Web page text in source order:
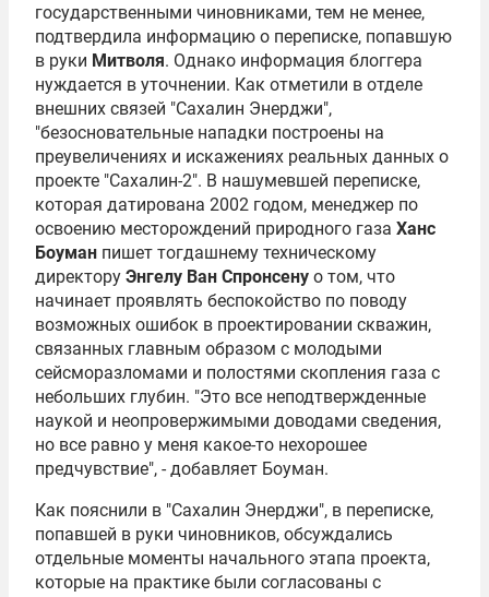
государственными чиновниками, тем не менее,
подтвердила информацию о переписке, попавшую
в руки Митволя. Однако информация блоггера
нуждается в уточнении. Как отметили в отделе
внешних связей "Сахалин Энерджи",
"безосновательные нападки построены на
преувеличениях и искажениях реальных данных о
проекте "Сахалин-2". В нашумевшей переписке,
которая датирована 2002 годом, менеджер по
освоению месторождений природного газа Ханс
Боуман пишет тогдашнему техническому
директору Энгелу Ван Спронсену о том, что
начинает проявлять беспокойство по поводу
возможных ошибок в проектировании скважин,
связанных главным образом с молодыми
сейсморазломами и полостями скопления газа с
небольших глубин. "Это все неподтвержденные
наукой и неопровержимыми доводами сведения,
но все равно у меня какое-то нехорошее
предчувствие", - добавляет Боуман.
Как пояснили в "Сахалин Энерджи", в переписке,
попавшей в руки чиновников, обсуждались
отдельные моменты начального этапа проекта,
которые на практике были согласованы с